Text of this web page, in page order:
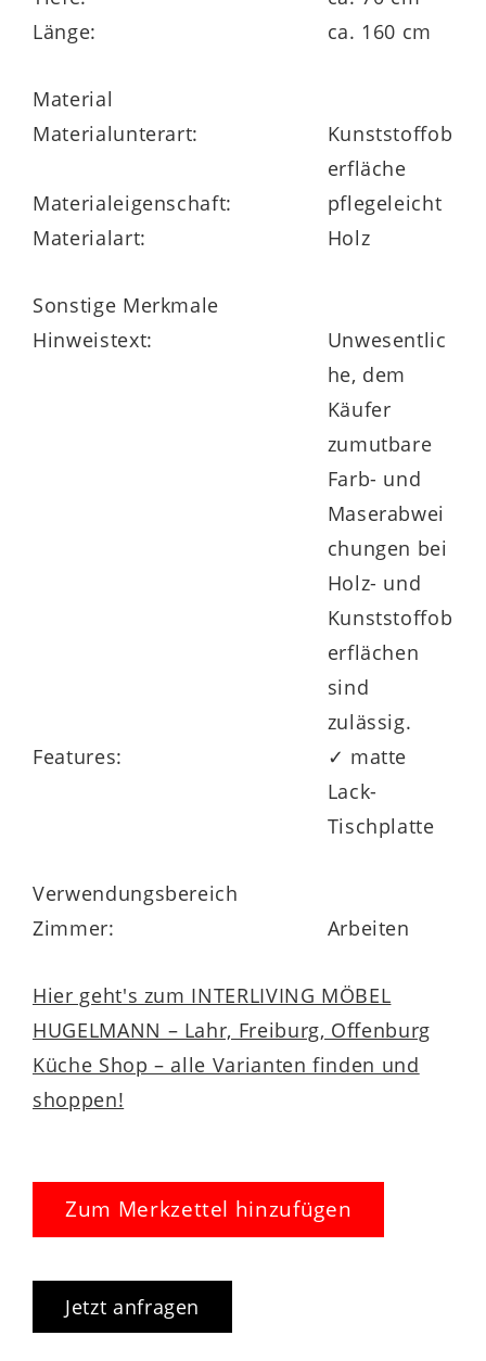
Länge:
ca. 160 cm
Material
Materialunterart:
Kunststoffob
erfläche
Materialeigenschaft:
pflegeleicht
Materialart:
Holz
Sonstige Merkmale
Hinweistext:
Unwesentlic
he, dem
Käufer
zumutbare
Farb- und
Maserabwei
chungen bei
Holz- und
Kunststoffob
erflächen
sind
zulässig.
Features:
✓ matte
Lack-
Tischplatte
Verwendungsbereich
Zimmer:
Arbeiten
Hier geht's zum INTERLIVING MÖBEL
HUGELMANN – Lahr, Freiburg, Offenburg
Küche Shop – alle Varianten finden und
shoppen!
Zum Merkzettel hinzufügen
Jetzt anfragen